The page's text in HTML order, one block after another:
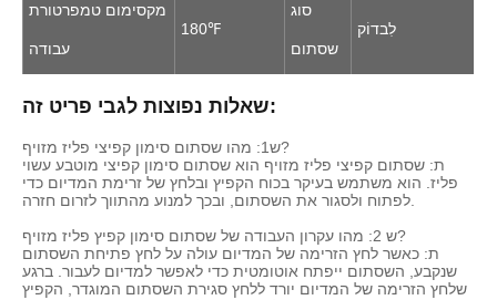
מקסימום טמפרטורת
עבודה
180℉
סוג
שסתום
לִבדוֹק
שאלות נפוצות לגבי פריט זה:
ש1: מהו שסתום סימון קפיצי פליז מזויף?
ת: שסתום קפיצי פליז מזויף הוא שסתום סימון קפיצי מוטבע עשוי
פליז. הוא משתמש בעיקר בכוח הקפיץ ובלחץ של זרימת המדיום כדי
ש 2: מהו עקרון העבודה של שסתום סימון קפיץ פליז מזויף?
ת: כאשר לחץ הזרימה של המדיום עולה על לחץ פתיחת השסתום
שנקבע, השסתום ייפתח אוטומטית כדי לאפשר למדיום לעבור. ברגע
שלחץ הזרימה של המדיום יורד ללחץ סגירת השסתום המוגדר, הקפיץ